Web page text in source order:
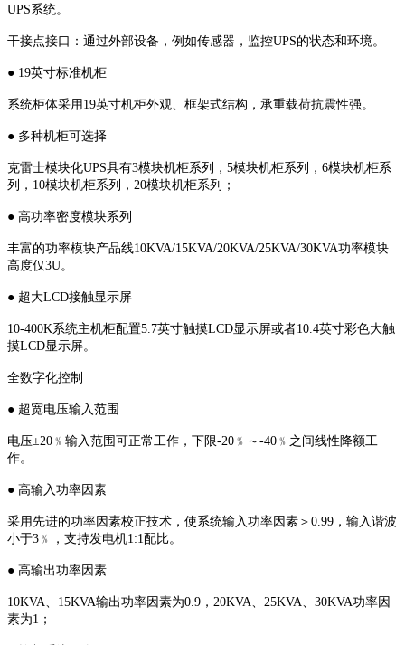
UPS系统。
干接点接口：通过外部设备，例如传感器，监控UPS的状态和环境。
● 19英寸标准机柜
系统柜体采用19英寸机柜外观、框架式结构，承重载荷抗震性强。
● 多种机柜可选择
克雷士模块化UPS具有3模块机柜系列，5模块机柜系列，6模块机柜系
列，10模块机柜系列，20模块机柜系列；
● 高功率密度模块系列
丰富的功率模块产品线10KVA/15KVA/20KVA/25KVA/30KVA功率模块
高度仅3U。
● 超大LCD接触显示屏
10-400K系统主机柜配置5.7英寸触摸LCD显示屏或者10.4英寸彩色大触
摸LCD显示屏。
全数字化控制
● 超宽电压输入范围
电压±20﹪输入范围可正常工作，下限-20﹪～-40﹪之间线性降额工
作。
● 高输入功率因素
采用先进的功率因素校正技术，使系统输入功率因素＞0.99，输入谐波
小于3﹪，支持发电机1:1配比。
● 高输出功率因素
10KVA、15KVA输出功率因素为0.9，20KVA、25KVA、30KVA功率因
素为1；